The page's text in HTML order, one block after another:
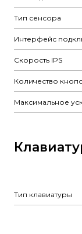
Тип сенсора
Интерфейс
Скорость IPS
Количество
Максимальное
Тип клавиатуры